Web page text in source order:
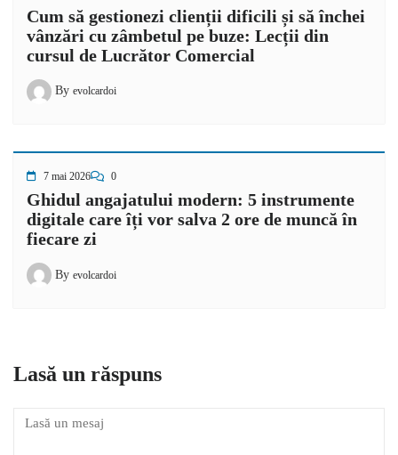
Cum să gestionezi clienții dificili și să închei
vânzări cu zâmbetul pe buze: Lecții din
cursul de Lucrător Comercial
By evolcardoi
7 mai 2026 0
Ghidul angajatului modern: 5 instrumente
digitale care îți vor salva 2 ore de muncă în
fiecare zi
By evolcardoi
Lasă un răspuns